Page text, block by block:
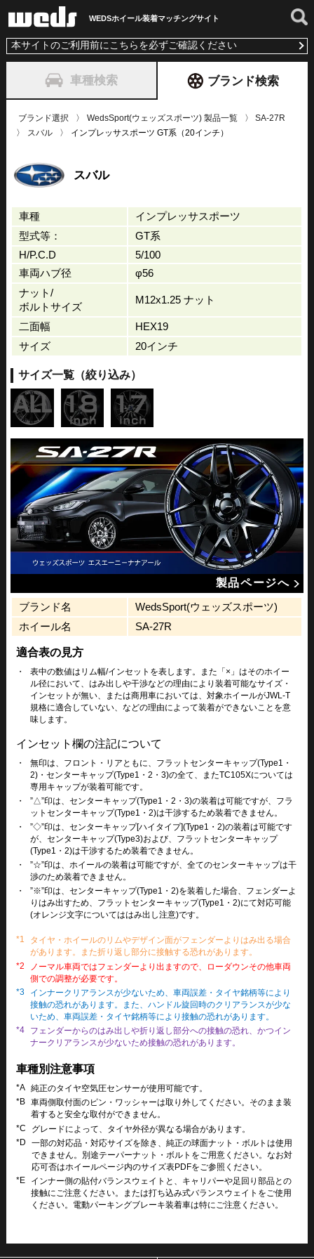
WEDSホイール装着マッチングサイト
本サイトのご利用前にこちらを必ずご確認ください
車種検索 ブランド検索
ブランド選択 WedsSport(ウェッズスポーツ) 製品一覧
SA-27R
スバル
インプレッサスポーツ GT系（20インチ）
スバル
車種
インプレッサスポーツ
型式等：
GT系
H/P.C.D
5/100
車両ハブ径
φ56
ナット/
ボルトサイズ
M12x1.25 ナット
二面幅
HEX19
サイズ
20インチ
サイズ一覧（絞り込み）
製品ページへ
ブランド名
WedsSport(ウェッズスポーツ)
ホイール名
SA-27R
適合表の見方
・
表中の数値はリム幅/インセットを表します。また「×」はそのホイー
ル径において、はみ出しや干渉などの理由により装着可能なサイズ・
インセットが無い、または商用車においては、対象ホイールがJWL-T
規格に適合していない、などの理由によって装着ができないことを意
味します。
インセット欄の注記について
・
無印は、フロント・リアともに、フラットセンターキャップ(Type1・
2)・センターキャップ(Type1・2・3)の全て、またTC105Xについては
専用キャップが装着可能です。
・
”△”印は、センターキャップ(Type1・2・3)の装着は可能ですが、フラ
ットセンターキャップ(Type1・2)は干渉するため装着できません。
・
”◇”印は、センターキャップ[ハイタイプ](Type1・2)の装着は可能です
が、センターキャップ(Type3)および、フラットセンターキャップ
(Type1・2)は干渉するため装着できません。
・
”☆”印は、ホイールの装着は可能ですが、全てのセンターキャップは干
渉のため装着できません。
・
”※”印は、センターキャップ(Type1・2)を装着した場合、フェンダーよ
りはみ出すため、フラットセンターキャップ(Type1・2)にて対応可能
(オレンジ文字についてははみ出し注意)です。
*1
タイヤ・ホイールのリムやデザイン面がフェンダーよりはみ出る場合
があります。また折り返し部分に接触する恐れがあります。
*2
ノーマル車両ではフェンダーより出ますので、ローダウンその他車両
側での調整が必要です。
*3
インナークリアランスが少ないため、車両誤差・タイヤ銘柄等により
接触の恐れがあります。また、ハンドル旋回時のクリアランスが少な
いため、車両誤差・タイヤ銘柄等により接触の恐れがあります。
*4
フェンダーからのはみ出しや折り返し部分への接触の恐れ、かつイン
ナークリアランスが少ないため接触の恐れがあります。
車種別注意事項
*A 純正のタイヤ空気圧センサーが使用可能です。
*B 車両側取付面のピン・ワッシャーは取り外してください。そのまま装
着すると安全な取付ができません。
*C
グレードによって、タイヤ外径が異なる場合があります。
*D
一部の対応品・対応サイズを除き、純正の球面ナット・ボルトは使用
できません。別途テーパーナット・ボルトをご用意ください。なお対
応可否はホイールページ内のサイズ表PDFをご参照ください。
*E
インナー側の貼付バランスウェイトと、キャリパーや足回り部品との
接触にご注意ください。または打ち込み式バランスウェイトをご使用
ください。電動パーキングブレーキ装着車は特にご注意ください。